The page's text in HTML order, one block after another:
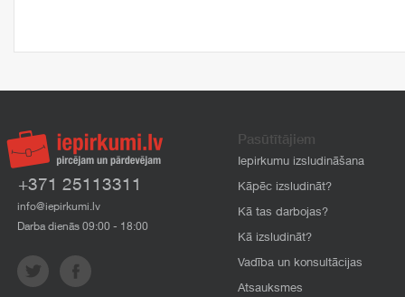
+371 25113311
info@iepirkumi.lv
Darba dienās 09:00 - 18:00
Pasūtītājiem
Iepirkumu izsludināšana
Kāpēc izsludināt?
Kā tas darbojas?
Kā izsludināt?
Vadība un konsultācijas
Atsauksmes